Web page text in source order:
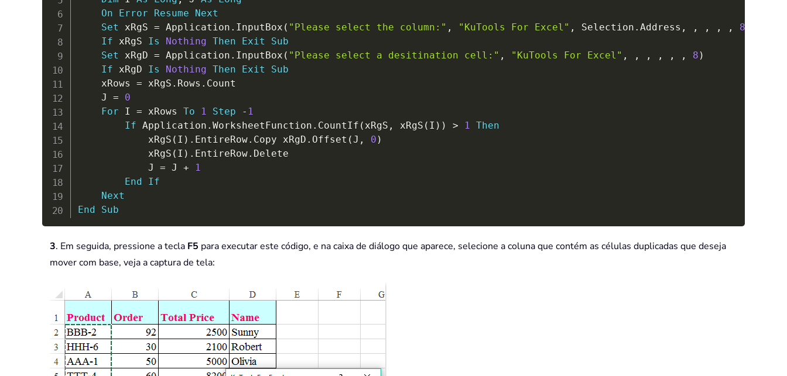
On
Error Resume
Next
Set xRgS = Application . InputBox ( "Please select the column:" , "KuTools For Excel" , Selection . Address , , , , , 8
If xRgS Is Nothing Then Exit
Sub
Set xRgD = Application . InputBox ( "Please select a desitination cell:" , "KuTools For Excel" , , , , , , 8 )
If xRgD Is Nothing Then Exit
Sub
    xRows
= xRgS . Rows . Count
    J
=
0
For I = xRows To 1 Step - 1
If Application . WorksheetFunction . CountIf ( xRgS , xRgS ( I ) ) > 1 Then
            xRgS
( I ) . EntireRow. Copy xRgD . Offset (J , 0 )
            xRgS
( I ) . EntireRow. Delete
            J
= J +
1
End
If
Next
End
Sub
3. Em seguida, pressione a tecla F5 para executar este código, e na caixa de diálogo que aparece, selecione a coluna que contém as células duplicadas que deseja
mover com base, veja a captura de tela: